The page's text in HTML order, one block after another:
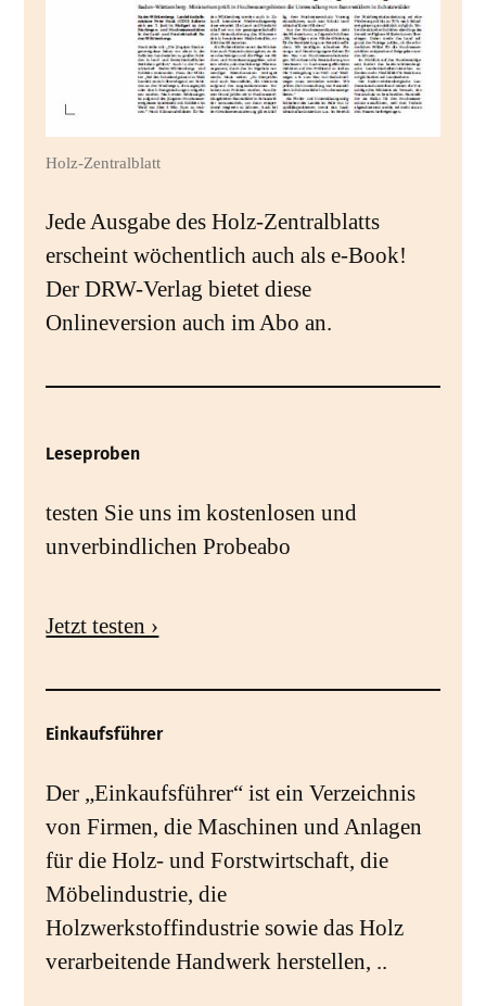
Holz-Zentralblatt
Jede Ausgabe des Holz-Zentralblatts
erscheint wöchentlich auch als e-Book!
Der DRW-Verlag bietet diese
Onlineversion auch im Abo an.
Leseproben
testen Sie uns im kostenlosen und
unverbindlichen Probeabo
Jetzt testen ›
Einkaufsführer
Der „Einkaufsführer“ ist ein Verzeichnis
von Firmen, die Maschinen und Anlagen
für die Holz- und Forstwirtschaft, die
Möbelindustrie, die
Holzwerkstoffindustrie sowie das Holz
verarbeitende Handwerk herstellen, ..